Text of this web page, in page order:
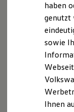
der
https://
B.
a)
haben
genutzt
sowie
Ihnen